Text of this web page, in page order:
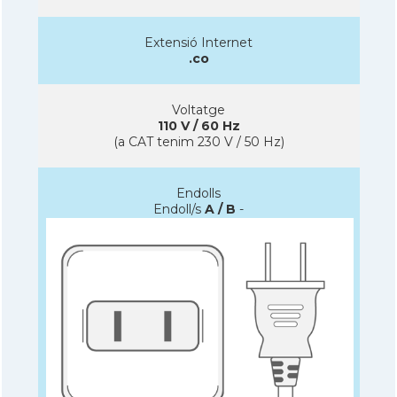
Extensió Internet
.co
Voltatge
110 V / 60 Hz
(a CAT tenim 230 V / 50 Hz)
Endolls
Endoll/s A / B -